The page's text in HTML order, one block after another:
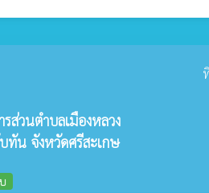
ส่วนตำบลเมืองหลวง
ทัน จังหวัดศรีสะเกษ